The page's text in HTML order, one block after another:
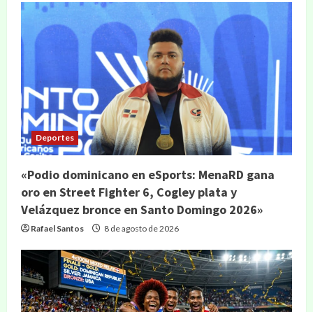
Deportes
«Podio dominicano en eSports: MenaRD gana
oro en Street Fighter 6, Cogley plata y
Velázquez bronce en Santo Domingo 2026»
Rafael Santos 8 de agosto de 2026